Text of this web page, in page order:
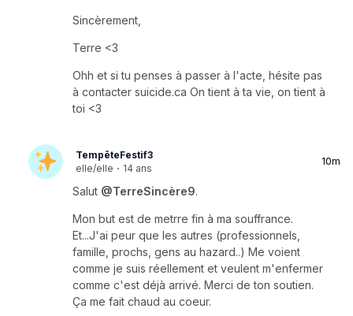
Sincèrement,
Terre <3
Ohh et si tu penses à passer à l'acte, hésite pas
à contacter suicide.ca On tient à ta vie, on tient à
toi <3
TempêteFestif3
elle/elle · 14 ans
10m
Salut @TerreSincère9.
Mon but est de metrre fin à ma souffrance.
Et...J'ai peur que les autres (professionnels,
famille, prochs, gens au hazard..) Me voient
comme je suis réellement et veulent m'enfermer
comme c'est déjà arrivé. Merci de ton soutien.
Ça me fait chaud au coeur.